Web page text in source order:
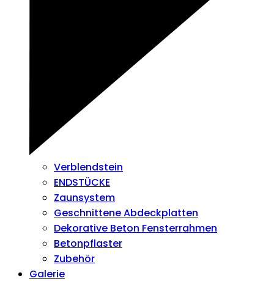
Verblendstein
ENDSTÜCKE
Zaunsystem
Geschnittene Abdeckplatten
Dekorative Beton Fensterrahmen
Betonpflaster
Zubehör
Galerie